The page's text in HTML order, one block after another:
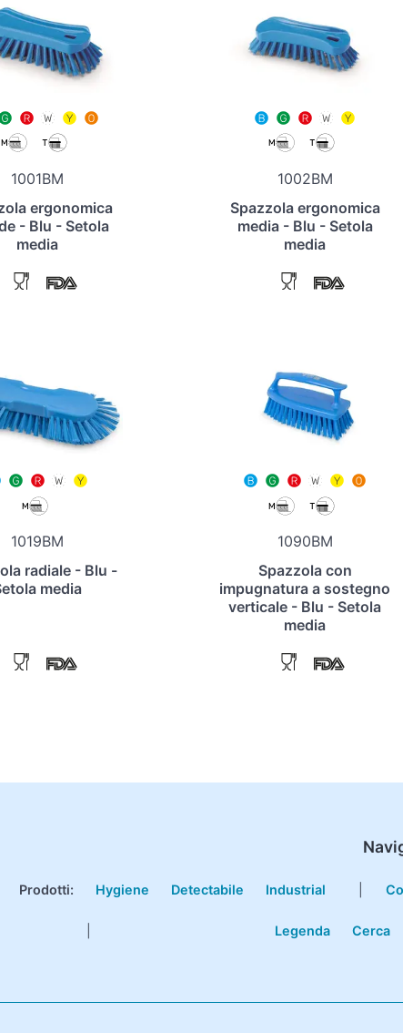
1001BM
ergonomica
- Blu - Setola
media
1002BM
Spazzola ergonomica
media - Blu - Setola
media
1019BM
radiale - Blu -
media
1090BM
Spazzola con
impugnatura a sostegno
verticale - Blu - Setola
media
Prodotti: Hygiene Detectabile Industrial
Legenda Cerca